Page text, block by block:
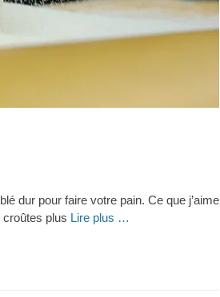
dur pour faire votre pain. Ce que j’aime
croûtes plus Lire plus …